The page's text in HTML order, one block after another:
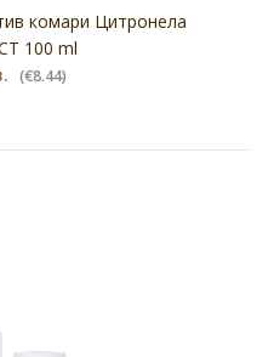
комари Цитронела
100 ml
(€8.44)